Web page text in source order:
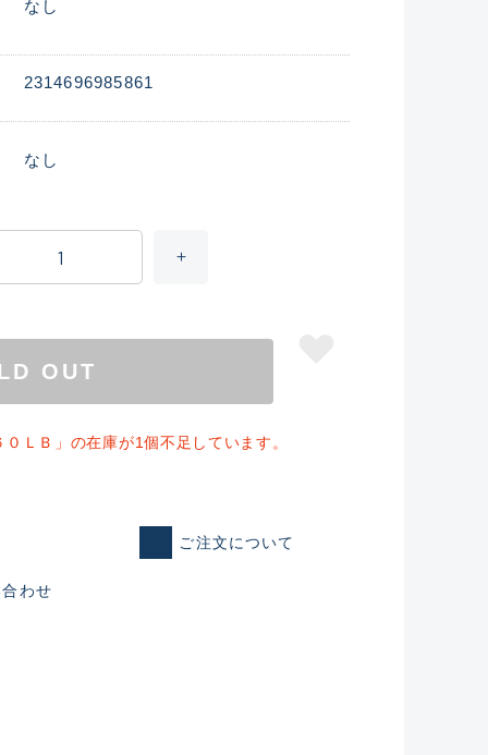
れた未使用
なし
2314696985861
なし
OUT
ＬＢ」の在庫が1個不足しています。
ご注文について
わせ